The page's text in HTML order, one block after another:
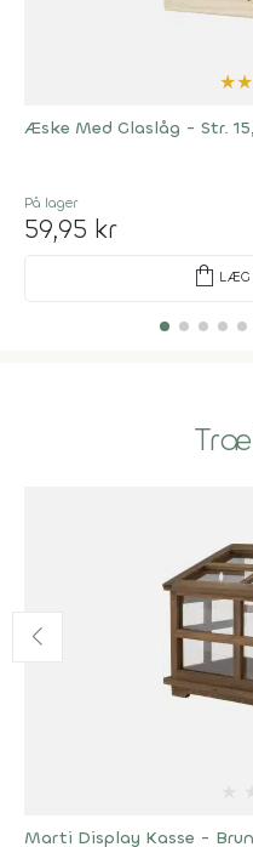
★★
Æske Med Glaslåg - Str.
På lager
59,95 kr
shopping_bag LÆG
Marti Display Kasse -